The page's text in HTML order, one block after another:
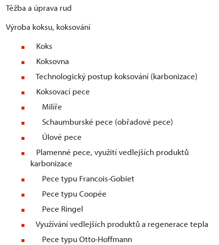
Těžba a úprava rud
Výroba koksu, koksování
Koks
Koksovna
Technologický postup koksování (karbonizace)
Koksovací pece
Milíře
Schaumburské pece (obřadové pece)
Úlové pece
Plamenné pece, využití vedlejších produktů
karbonizace
Pece typu Francois-Gobiet
Pece typu Coopée
Pece Ringel
Využívání vedlejších produktů a regenerace tepla
Pece typu Otto-Hoffmann